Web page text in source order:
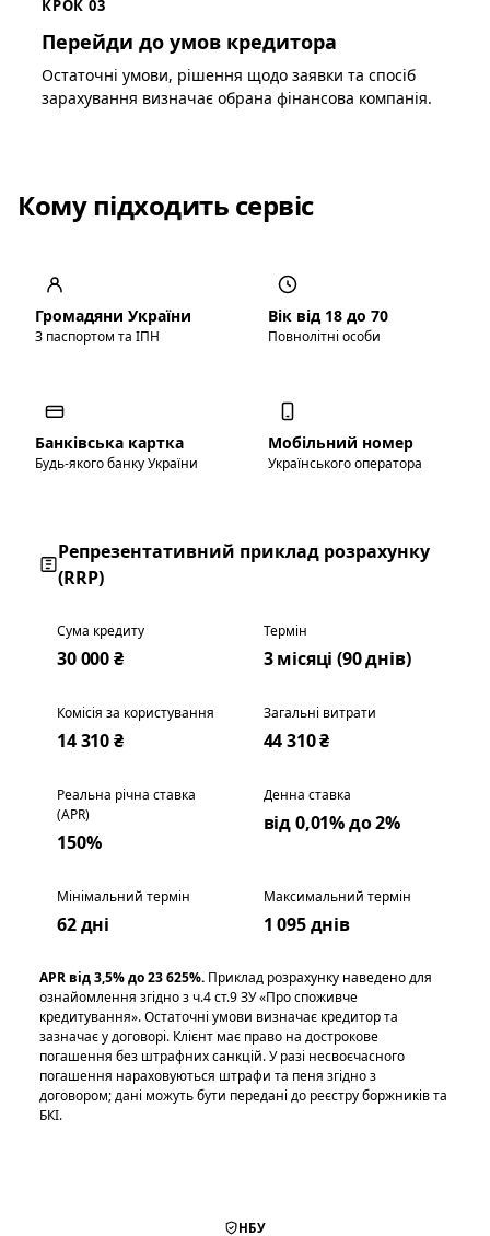
КРОК 03
Перейди до умов кредитора
Остаточні умови, рішення щодо заявки та спосіб
зарахування визначає обрана фінансова компанія.
Кому підходить сервіс
Громадяни України
З паспортом та ІПН
Вік від 18 до 70
Повнолітні особи
Банківська картка
Будь-якого банку України
Мобільний номер
Українського оператора
Репрезентативний приклад розрахунку
(RRP)
Сума кредиту
30 000 ₴
Термін
3 місяці (90 днів)
Комісія за користування
14 310 ₴
Загальні витрати
44 310 ₴
Реальна річна ставка
(APR)
150%
Денна ставка
від 0,01% до 2%
Мінімальний термін
62 дні
Максимальний термін
1 095 днів
APR від 3,5% до 23 625%. Приклад розрахунку наведено для
ознайомлення згідно з ч.4 ст.9 ЗУ «Про споживче
кредитування». Остаточні умови визначає кредитор та
зазначає у договорі. Клієнт має право на дострокове
погашення без штрафних санкцій. У разі несвоєчасного
погашення нараховуються штрафи та пеня згідно з
договором; дані можуть бути передані до реєстру боржників та
БКІ.
НБУ